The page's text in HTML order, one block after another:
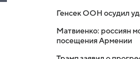
Генсек ООН осудил
Матвиенко: россиян
посещения Армении